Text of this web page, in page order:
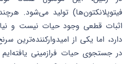
فیتوپلانکتون‌ها) تولید می‌شود.
اثبات قطعی وجود حیات نیست و
دارد، اما یکی از امیدوارکننده‌ترین
در جستجوی حیات فرازمینی